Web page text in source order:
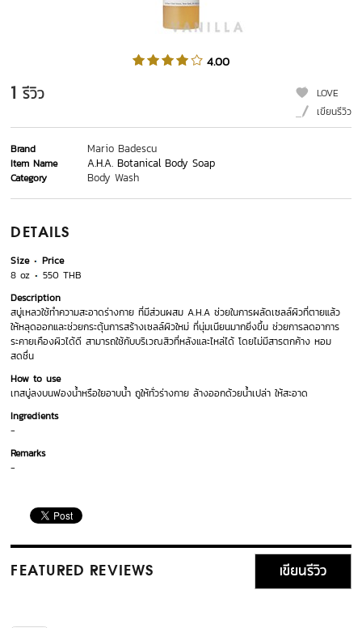
4.00
1 รีวิว
LOVE
เขียนรีวิว
Brand Mario Badescu
Item Name A.H.A. Botanical Body Soap
Category Body Wash
DETAILS
Size
Price
8 oz
550 THB
Description
สบู่เหลวใช้ทำความสะอาดร่างกาย ที่มีส่วนผสม A.H.A ช่วยในการผลัดเซลล์ผิวที่ตายแล้ว
ให้หลุดออกและช่วยกระตุ้นการสร้างเซลล์ผิวใหม่ ที่นุ่มเนียนมากยิ่งขึ้น ช่วยการลดอาการ
ระคายเคืองผิวได้ดี สามารถใช้กับบริเวณสิวที่หลังและไหล่ได้ โดยไม่มีสารตกค้าง หอม
สดชื่น
How to use
เทสบู่ลงบนฟองน้ำหรือใยอาบน้ำ ถูให้ทั่วร่างกาย ล้างออกด้วยน้ำเปล่า ให้สะอาด
Ingredients
-
Remarks
-
FEATURED REVIEWS เขียนรีวิว